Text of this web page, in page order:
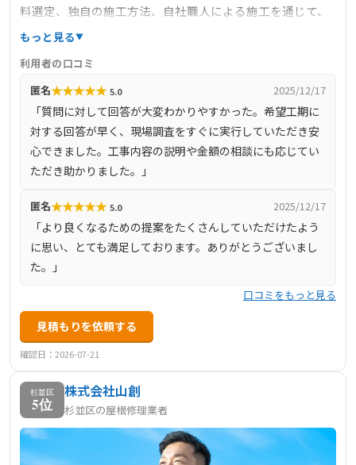
料選定、独自の施工方法、自社職人による施工を通じて、
雨漏りしない住まいの安心を提供しています。完全自社施
任を持って施工を行っています。また、しつこい営業を一
切行わず、お客様のご要望に沿った最善の提案を心掛けて
います。
もっと見る
利用者の口コミ
匿名★★★★★ 5.0 2025/12/17
「質問に対して回答が大変わかりやすかった。希望工期に
対する回答が早く、現場調査をすぐに実行していただき安
心できました。工事内容の説明や金額の相談にも応じてい
ただき助かりました。」
匿名★★★★★ 5.0 2025/12/17
「より良くなるための提案をたくさんしていただけたよう
に思い、とても満足しております。ありがとうございまし
た。」
口コミをもっと見る
見積もりを依頼する
確認日：2026-07-21
杉並区
5位
株式会社山創
杉並区の屋根修理業者